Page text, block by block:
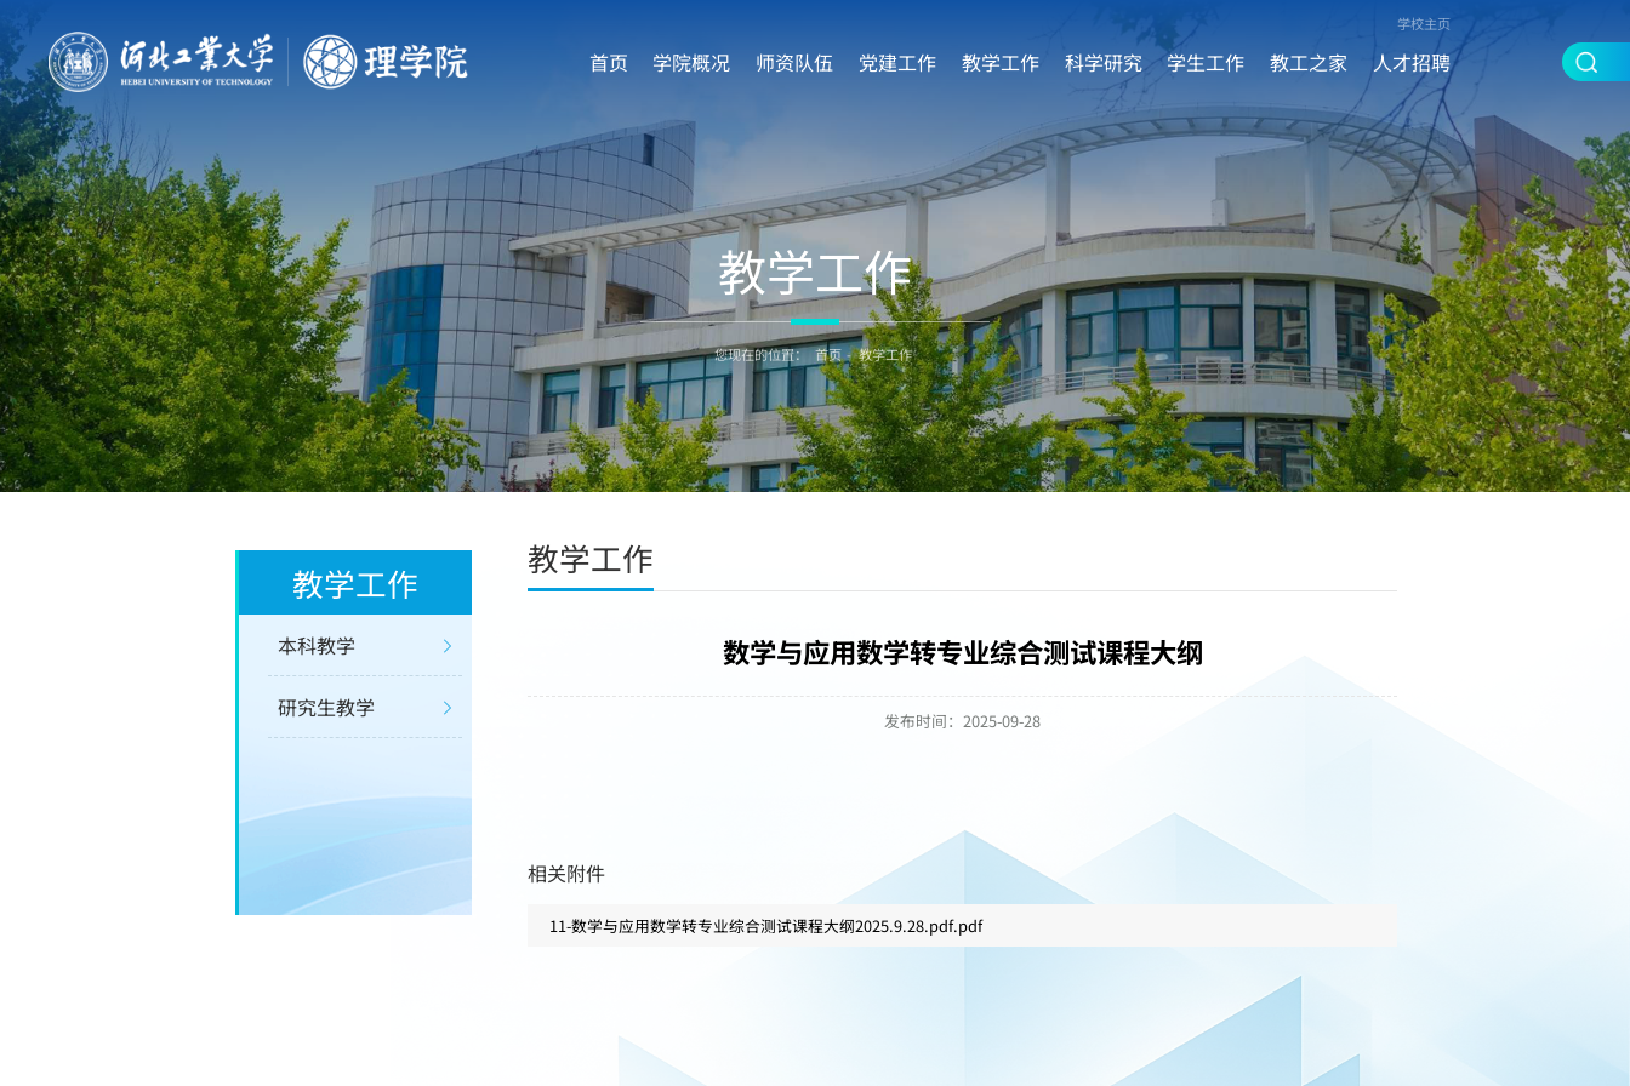
学校主页
首页 学院概况 师资队伍 党建工作 教学工作 科学研究 学生工作 教工之家 人才招聘
教学工作
您现在的位置：首页 - 教学工作
教学工作
本科教学
研究生教学
教学工作
数学与应用数学转专业综合测试课程大纲
发布时间：2025-09-28
相关附件
11-数学与应用数学转专业综合测试课程大纲2025.9.28.pdf.pdf